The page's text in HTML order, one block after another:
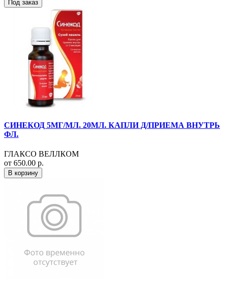
Под заказ
СИНЕКОД 5МГ/МЛ. 20МЛ. КАПЛИ Д/ПРИЕМА ВНУТРЬ
ФЛ.
ГЛАКСО ВЕЛЛКОМ
от 650.00 р.
В корзину